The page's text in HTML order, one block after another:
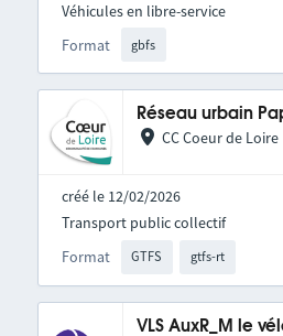
Format gbfs
Véhicules en libre-service
Réseau urbain
CC Coeur de Loire
créé le 12/02/2026
Format GTFS gtfs-rt
Transport public collectif
VLS AuxR_M le